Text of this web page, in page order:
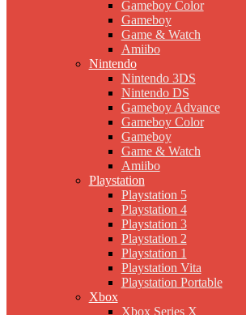
Gameboy Color
Gameboy
Game & Watch
Amiibo
Nintendo
Nintendo 3DS
Nintendo DS
Gameboy Advance
Gameboy Color
Gameboy
Game & Watch
Amiibo
Playstation
Playstation 5
Playstation 4
Playstation 3
Playstation 2
Playstation 1
Playstation Vita
Playstation Portable
Xbox
Xbox Series X